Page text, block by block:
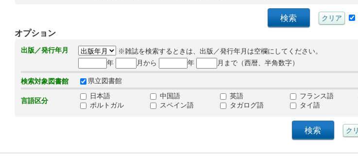
オプション
出版／発行年月
※雑誌を検索するときは、出版／発行年月は空欄にしてください。
年
月から 年 月まで（西暦、半角数字）
検索対象図書館 県立図書館
言語区分
日本語 中国語 英語 フランス語
ポルトガル
スペイン語 タガログ語 タイ語